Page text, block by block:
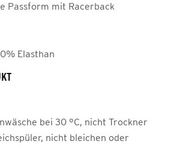
Passform mit Racerback
Elasthan
bei 30 °C, nicht Trockner
nicht bleichen oder